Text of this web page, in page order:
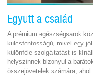
Együtt a család
A prémium egészségsarok
kulcsfontosságú, mivel egy
különféle szolgáltatást is
helyszínnek bizonyul a
összejövetelek számára,